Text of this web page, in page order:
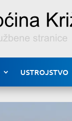
USTROJSTVO